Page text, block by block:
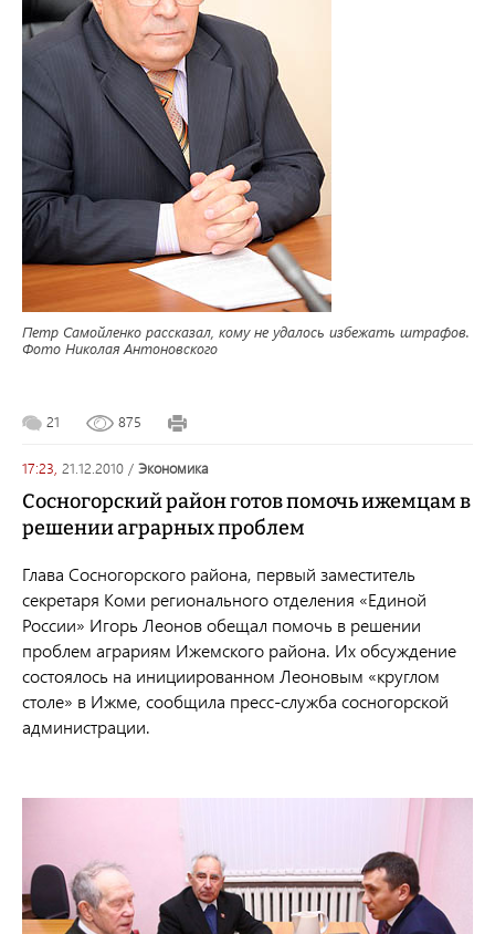
Петр Самойленко рассказал, кому не удалось избежать штрафов.
Фото Николая Антоновского
21 875
17:23, 21.12.2010 / экономика
Сосногорский район готов помочь ижемцам в
решении аграрных проблем
Глава Сосногорского района, первый заместитель
секретаря Коми регионального отделения «Единой
России» Игорь Леонов обещал помочь в решении
проблем аграриям Ижемского района. Их обсуждение
состоялось на инициированном Леоновым «круглом
столе» в Ижме, сообщила пресс-служба сосногорской
администрации.